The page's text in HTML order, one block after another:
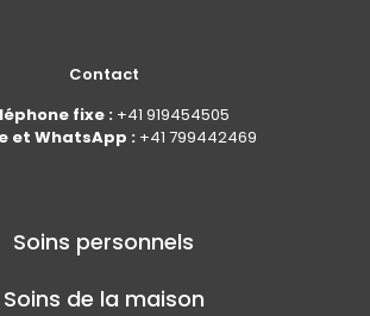
Contact
fixe : +41 919454505
et WhatsApp : +41 799442469
Soins personnels
Soins de la maison